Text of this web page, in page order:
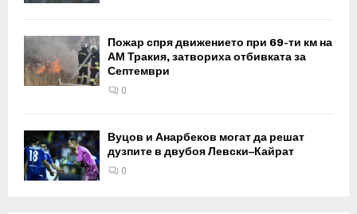
Пожар спря движението при 69-ти км на
АМ Тракия, затвориха отбивката за
Септември
0
Вуцов и Анарбеков могат да решат
дузпите в двубоя Левски–Кайрат
0